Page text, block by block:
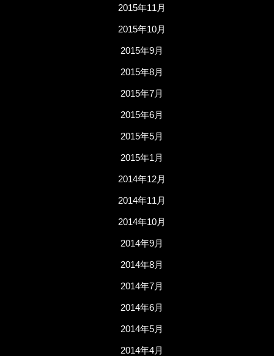
2015年11月
2015年10月
2015年9月
2015年8月
2015年7月
2015年6月
2015年5月
2015年1月
2014年12月
2014年11月
2014年10月
2014年9月
2014年8月
2014年7月
2014年6月
2014年5月
2014年4月